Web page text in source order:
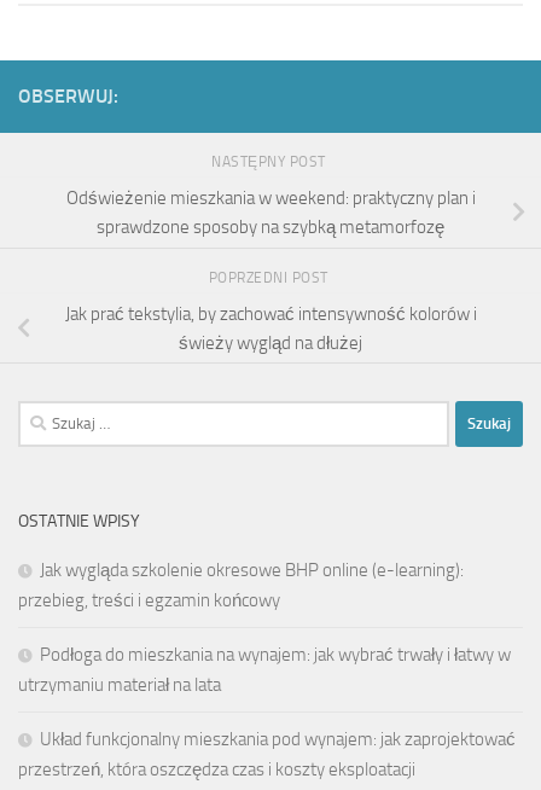
OBSERWUJ:
NASTĘPNY POST
Odświeżenie mieszkania w weekend: praktyczny plan i
sprawdzone sposoby na szybką metamorfozę
POPRZEDNI POST
Jak prać tekstylia, by zachować intensywność kolorów i
świeży wygląd na dłużej
Szukaj:
OSTATNIE WPISY
Jak wygląda szkolenie okresowe BHP online (e-learning):
przebieg, treści i egzamin końcowy
Podłoga do mieszkania na wynajem: jak wybrać trwały i łatwy w
utrzymaniu materiał na lata
Układ funkcjonalny mieszkania pod wynajem: jak zaprojektować
przestrzeń, która oszczędza czas i koszty eksploatacji